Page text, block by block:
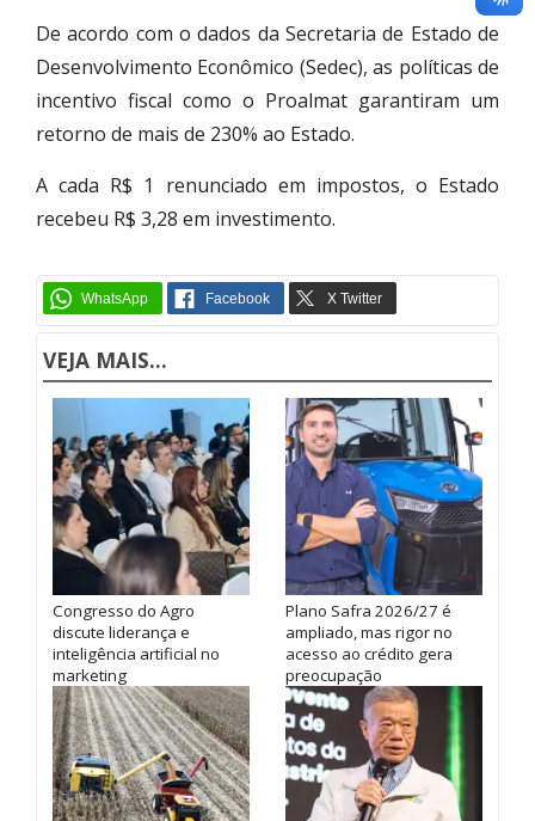
De acordo com o dados da Secretaria de Estado de
Desenvolvimento Econômico (Sedec), as políticas de
incentivo fiscal como o Proalmat garantiram um
retorno de mais de 230% ao Estado.
A cada R$ 1 renunciado em impostos, o Estado
recebeu R$ 3,28 em investimento.
VEJA MAIS...
Congresso do Agro
discute liderança e
inteligência artificial no
marketing
Plano Safra 2026/27 é
ampliado, mas rigor no
acesso ao crédito gera
preocupação